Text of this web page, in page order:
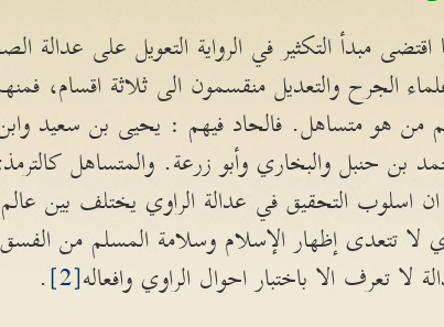
اقتضى مبدأ التكثير في الرواية التعويل على عدالة
الجرح والتعديل منقسمون الى ثلاثة اقسام،
من هو متساهل. فالحاد فيهم : يحيى بن سعيد
بن حنبل والبخاري وأبو زرعة. والمتساهل
اسلوب التحقيق في عدالة الراوي يختلف بين
لا تتعدى إظهار الإسلام وسلامة المسلم من
لا تعرف الا باختبار احوال الراوي وافعاله[2]
.